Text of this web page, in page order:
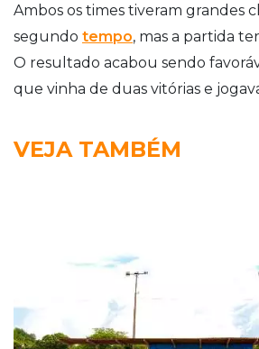
Ambos os times tiveram grandes
segundo tempo, mas a partida
O resultado acabou sendo
que vinha de duas vitórias e
VEJA TAMBÉM